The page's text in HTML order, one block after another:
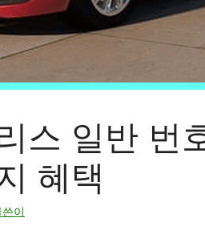
스 일반 번
혜택
쓴이